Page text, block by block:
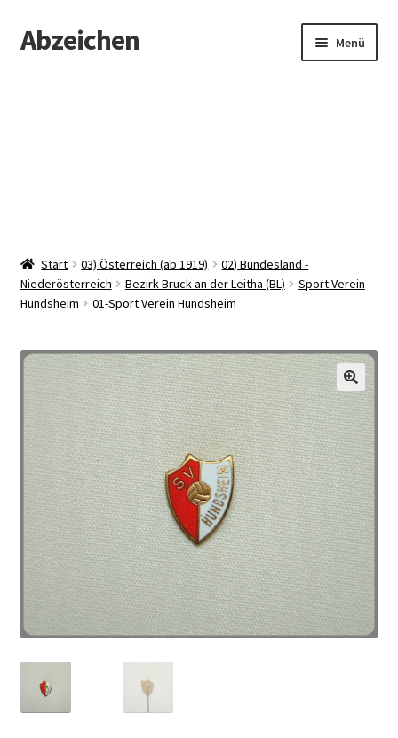
Zur
Navigation
Zum
Inhalt
Abzeichen Menü
Start 03) Österreich (ab 1919)
02) Bundesland -
Niederösterreich
Bezirk Bruck an der Leitha (BL)
Sport Verein
Hundsheim
01-Sport Verein Hundsheim